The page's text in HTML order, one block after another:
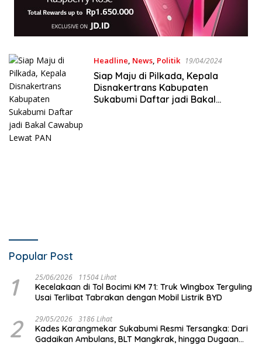
Headline, News, Politik 19/04/2024
Siap Maju di Pilkada, Kepala
Disnakertrans Kabupaten
Sukabumi Daftar jadi Bakal
Popular Post
1 25/06/2026 11504 Lihat
Kecelakaan di Tol Bocimi KM 71: Truk Wingbox Terguling
Usai Terlibat Tabrakan dengan Mobil Listrik BYD
2 29/05/2026 3186 Lihat
Kades Karangmekar Sukabumi Resmi Tersangka: Dari
Gadaikan Ambulans, BLT Mangkrak, hingga Dugaan